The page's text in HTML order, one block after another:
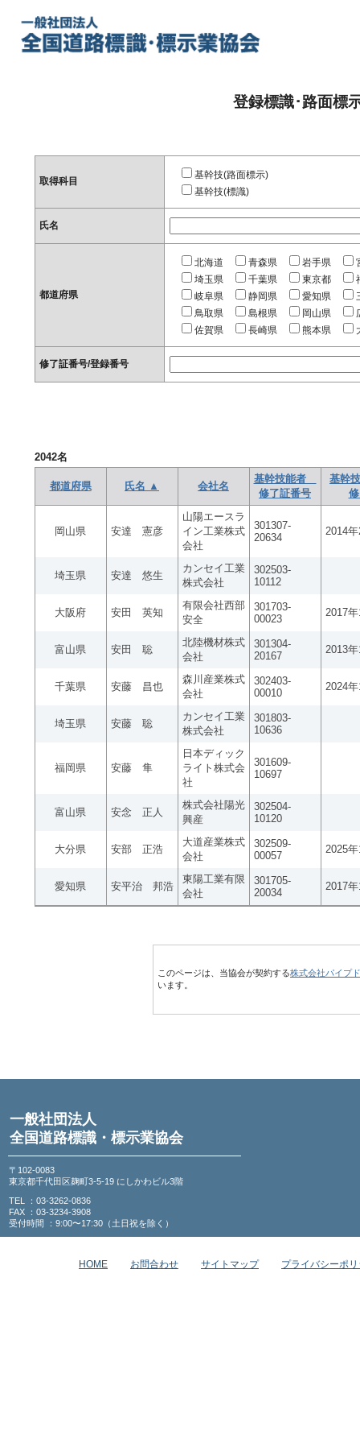
登録標識･路面標
取得科目
基幹技(路面標示)
基幹技(標識)
氏名
都道府県
北海道 青森県 岩手県
埼玉県
千葉県 東京都
岐阜県
静岡県 愛知県
鳥取県
島根県 岡山県
佐賀県
長崎県 熊本県
修了証番号/登録番号
2042名
都道府県 氏名 ▲ 会社名
基幹技能者
修了証番号
基幹
岡山県 安達 憲彦
山陽エースラ
イン工業株式
会社
301307-
20634
2014
埼玉県 安達 悠生
カンセイ工業
株式会社
302503-
10112
大阪府 安田 英知
有限会社西部
安全
301703-
00023
2017
富山県 安田 聡
北陸機材株式
会社
301304-
20167
2013
千葉県 安藤 昌也
森川産業株式
会社
302403-
00010
2024
埼玉県 安藤 聡
カンセイ工業
株式会社
301803-
10636
福岡県 安藤 隼
日本ディック
ライト株式会
社
301609-
10697
富山県 安念 正人
株式会社陽光
興産
302504-
10120
大分県 安部 正浩
大道産業株式
会社
302509-
00057
2025
愛知県 安平治 邦浩
東陽工業有限
会社
301705-
20034
2017
このページは、当協会が契約する株式会社パイプ
います。
一般社団法人
全国道路標識・標示業協会
〒102-0083
東京都千代田区麹町3-5-19 にしかわビル3階
TEL ：03-3262-0836
FAX ：03-3234-3908
受付時間 ：9:00〜17:30（土日祝を除く）
HOME お問合わせ サイトマップ プライバシーポ